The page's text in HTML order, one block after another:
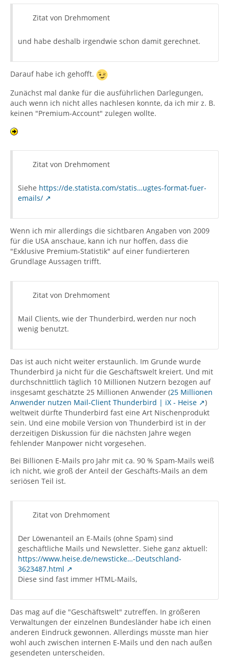
Zitat von Drehmoment
und habe deshalb irgendwie schon damit gerechnet.
Darauf habe ich gehofft.
Zunächst mal danke für die ausführlichen Darlegungen,
auch wenn ich nicht alles nachlesen konnte, da ich mir z. B.
keinen "Premium-Account" zulegen wollte.
Zitat von Drehmoment
Siehe https://de.statista.com/statis…ugtes-format-fuer-
emails/
Wenn ich mir allerdings die sichtbaren Angaben von 2009
für die USA anschaue, kann ich nur hoffen, dass die
"Exklusive Premium-Statistik" auf einer fundierteren
Grundlage Aussagen trifft.
Zitat von Drehmoment
Mail Clients, wie der Thunderbird, werden nur noch
wenig benutzt.
Das ist auch nicht weiter erstaunlich. Im Grunde wurde
Thunderbird ja nicht für die Geschäftswelt kreiert. Und mit
durchschnittlich täglich 10 Millionen Nutzern bezogen auf
insgesamt geschätzte 25 Millionen Anwender (25 Millionen
Anwender nutzen Mail-Client Thunderbird | iX - Heise
)
weltweit dürfte Thunderbird fast eine Art Nischenprodukt
sein. Und eine mobile Version von Thunderbird ist in der
derzeitigen Diskussion für die nächsten Jahre wegen
fehlender Manpower nicht vorgesehen.
Bei Billionen E-Mails pro Jahr mit ca. 90 % Spam-Mails weiß
ich nicht, wie groß der Anteil der Geschäfts-Mails an dem
seriösen Teil ist.
Zitat von Drehmoment
Der Löwenanteil an E-Mails (ohne Spam) sind
geschäftliche Mails und Newsletter. Siehe ganz aktuell:
https://www.heise.de/newsticke…-Deutschland-
3623487.html
Diese sind fast immer HTML-Mails,
Das mag auf die "Geschäftswelt" zutreffen. In größeren
Verwaltungen der einzelnen Bundesländer habe ich einen
anderen Eindruck gewonnen. Allerdings müsste man hier
wohl auch zwischen internen E-Mails und den nach außen
gesendeten unterscheiden.